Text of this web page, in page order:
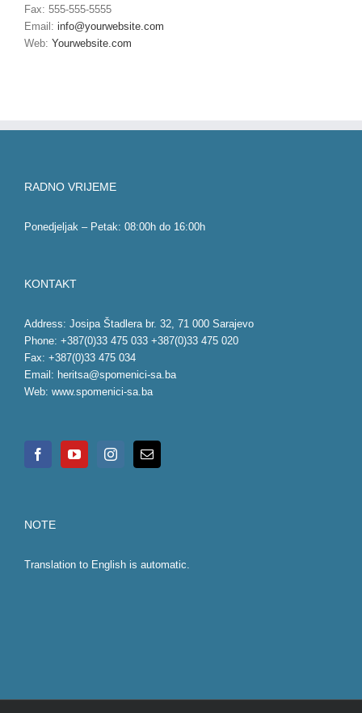
Fax: 555-555-5555
Email: info@yourwebsite.com
Web: Yourwebsite.com
RADNO VRIJEME
Ponedjeljak – Petak: 08:00h do 16:00h
KONTAKT
Address: Josipa Štadlera br. 32, 71 000 Sarajevo
Phone: +387(0)33 475 033 +387(0)33 475 020
Fax: +387(0)33 475 034
Email: heritsa@spomenici-sa.ba
Web: www.spomenici-sa.ba
NOTE
Translation to English is automatic.